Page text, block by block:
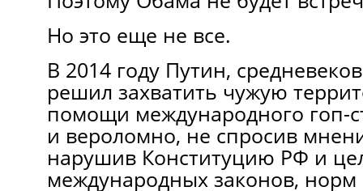
Но это еще не все.
В 2014 году Путин,
решил захватить чужую
помощи международного гоп-
и вероломно, не спросив
нарушив Конституцию РФ и
международных законов, норм